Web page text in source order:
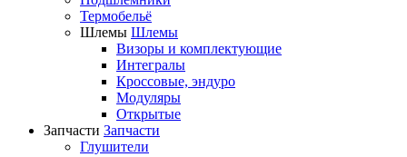
Термобельё
Шлемы Шлемы
Визоры и комплектующие
Интегралы
Кроссовые, эндуро
Модуляры
Открытые
Запчасти Запчасти
Глушители